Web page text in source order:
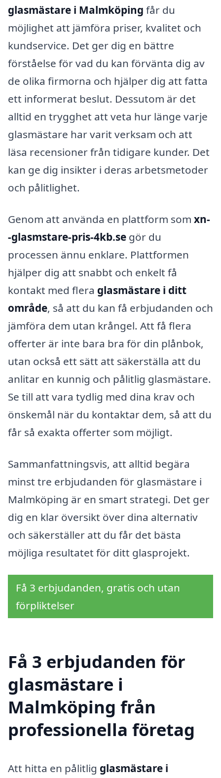
glasmästare i Malmköping får du
möjlighet att jämföra priser, kvalitet och
kundservice. Det ger dig en bättre
förståelse för vad du kan förvänta dig av
de olika firmorna och hjälper dig att fatta
ett informerat beslut. Dessutom är det
alltid en trygghet att veta hur länge varje
glasmästare har varit verksam och att
läsa recensioner från tidigare kunder. Det
kan ge dig insikter i deras arbetsmetoder
och pålitlighet.
Genom att använda en plattform som xn-
-glasmstare-pris-4kb.se gör du
processen ännu enklare. Plattformen
hjälper dig att snabbt och enkelt få
kontakt med flera glasmästare i ditt
område, så att du kan få erbjudanden och
jämföra dem utan krångel. Att få flera
offerter är inte bara bra för din plånbok,
utan också ett sätt att säkerställa att du
anlitar en kunnig och pålitlig glasmästare.
Se till att vara tydlig med dina krav och
önskemål när du kontaktar dem, så att du
får så exakta offerter som möjligt.
Sammanfattningsvis, att alltid begära
minst tre erbjudanden för glasmästare i
Malmköping är en smart strategi. Det ger
dig en klar översikt över dina alternativ
och säkerställer att du får det bästa
möjliga resultatet för ditt glasprojekt.
Få 3 erbjudanden, gratis och utan
förpliktelser
Få 3 erbjudanden för
glasmästare i
Malmköping från
professionella företag
Att hitta en pålitlig glasmästare i